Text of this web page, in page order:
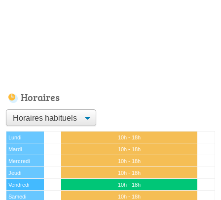
Horaires
Lundi
10h - 18h
Mardi
10h - 18h
Mercredi
10h - 18h
Jeudi
10h - 18h
Vendredi
10h - 18h
Samedi
10h - 18h